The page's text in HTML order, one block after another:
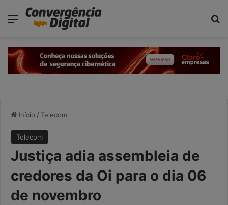
Menu
Início / Telecom
Telecom
Justiça adia assembleia de
credores da Oi para o dia 06
de novembro